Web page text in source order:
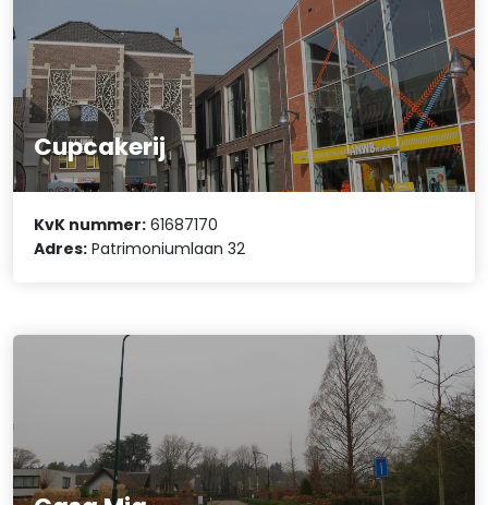
Cupcakerij
KvK nummer: 61687170
Adres: Patrimoniumlaan 32